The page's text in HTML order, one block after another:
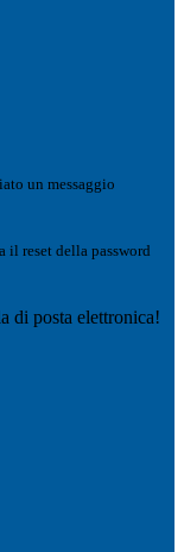
un messaggio
il reset della password
di posta elettronica!